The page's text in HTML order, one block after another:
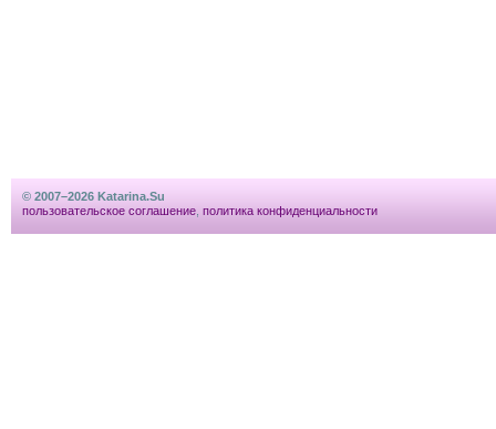
© 2007–2026 Katarina.Su
пользовательское соглашение политика конфиденциальности